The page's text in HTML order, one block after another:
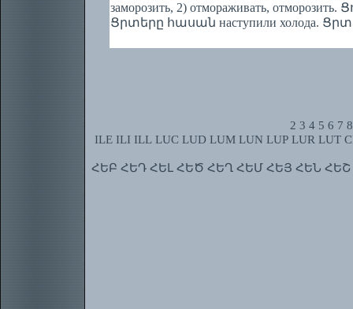
заморозить, 2) отмораживать,
Ցրտերը հասան наступили холода.
2 3 4 5 6 7 8
ILE ILI ILL LUC LUD LUM LUN LUP LUR LUT
ՀԵԲ ՀԵԴ ՀԵԼ ՀԵԾ ՀԵՂ ՀԵՄ ՀԵՅ ՀԵՆ ՀԵՇ